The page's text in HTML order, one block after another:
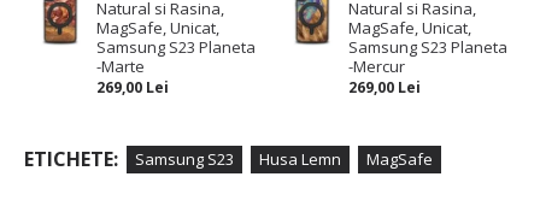
Natural si Rasina,
MagSafe, Unicat,
Samsung S23 Planeta
-Marte
269,00 Lei
Natural si Rasina,
MagSafe, Unicat,
Samsung S23 Planeta
-Mercur
269,00 Lei
ETICHETE: Samsung S23 Husa Lemn MagSafe